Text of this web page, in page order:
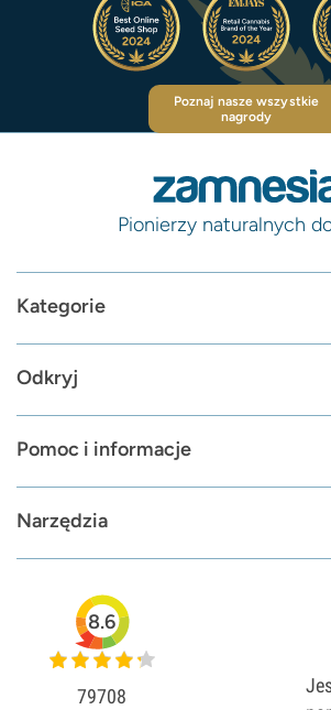
Poznaj nasze wszystkie
nagrody
Pionierzy naturalnych
Kategorie
Odkryj
Pomoc i informacje
Narzędzia
8.6
79708